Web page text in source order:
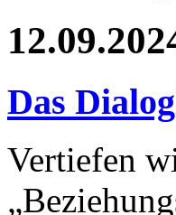
Das
Vertiefen